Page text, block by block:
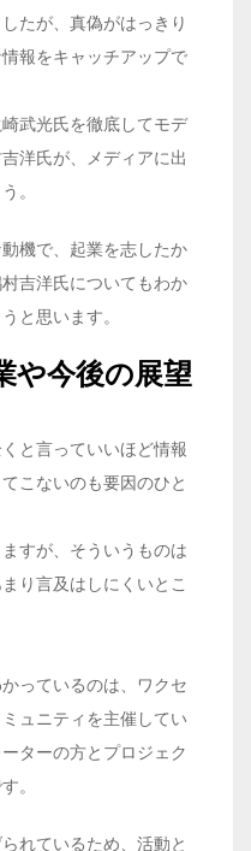
たが、真偽がはっきり
報をキャッチアップで
武光氏を徹底してモデ
洋氏が、メディアに出
。
機で、起業を志したか
吉洋氏についてもわか
と思います。
や今後の展望
と言っていいほど情報
こないのも要因のひと
すが、そういうものは
り言及はしにくいとこ
っているのは、ワクセ
ュニティを主催してい
ターの方とプロジェク
。
れているため、活動と